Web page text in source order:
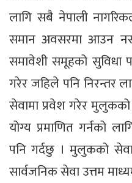
लागि सबै नेपाली
समान अवसरमा आउन
समावेशी समूहको
गरेर जहिले पनि निरन्तर
सेवामा प्रवेश गरेर
योग्य प्रमाणित गर्नको
पनि गर्दछु । मुलुकको
सार्वजनिक सेवा उत्तम